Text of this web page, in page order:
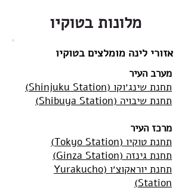
מלונות בטוקיו
אזורי לינה מומלצים בטוקיו
מערב העיר
תחנת שינג׳וקו (Shinjuku Station)
תחנת שיבויה (Shibuya Station)
מרכז העיר
תחנת טוקיו (Tokyo Station)
תחנת גינזה (Ginza Station)
תחנת יוראקוצ׳ו (Yurakucho
Station)